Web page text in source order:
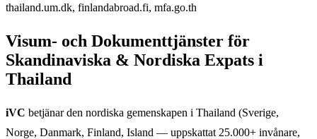
thailand.um.dk, finlandabroad.fi, mfa.go.th
Visum- och Dokumenttjänster för
Skandinaviska & Nordiska Expats i
Thailand
iVC betjänar den nordiska gemenskapen i Thailand (Sverige,
Norge, Danmark, Finland, Island — uppskattat 25.000+ invånare,